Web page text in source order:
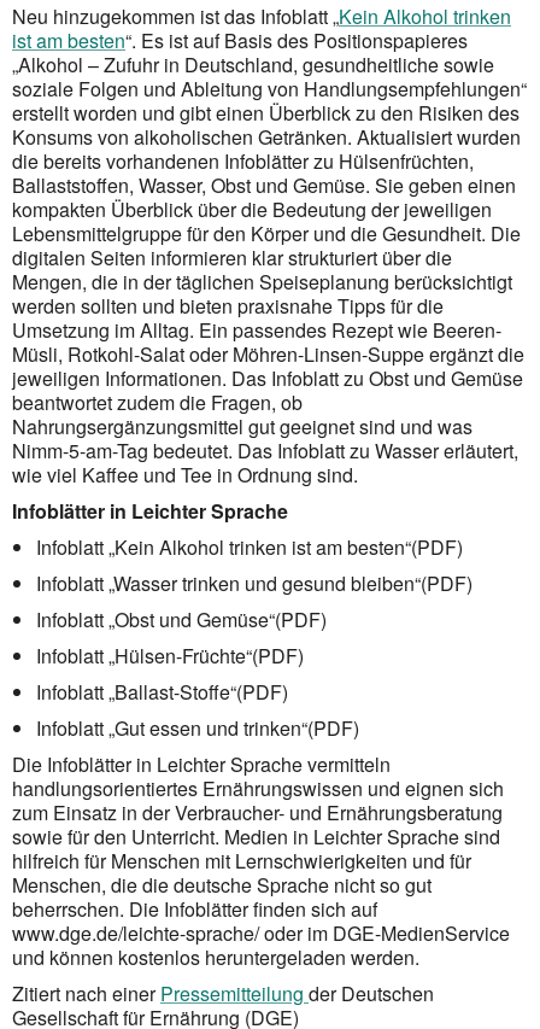
Neu hinzugekommen ist das Infoblatt „Kein Alkohol trinken
ist am besten“. Es ist auf Basis des Positionspapieres
„Alkohol – Zufuhr in Deutschland, gesundheitliche sowie
soziale Folgen und Ableitung von Handlungsempfehlungen“
erstellt worden und gibt einen Überblick zu den Risiken des
Konsums von alkoholischen Getränken. Aktualisiert wurden
die bereits vorhandenen Infoblätter zu Hülsenfrüchten,
Ballaststoffen, Wasser, Obst und Gemüse. Sie geben einen
kompakten Überblick über die Bedeutung der jeweiligen
Lebensmittelgruppe für den Körper und die Gesundheit. Die
digitalen Seiten informieren klar strukturiert über die
Mengen, die in der täglichen Speiseplanung berücksichtigt
werden sollten und bieten praxisnahe Tipps für die
Umsetzung im Alltag. Ein passendes Rezept wie Beeren-
Müsli, Rotkohl-Salat oder Möhren-Linsen-Suppe ergänzt die
jeweiligen Informationen. Das Infoblatt zu Obst und Gemüse
beantwortet zudem die Fragen, ob
Nahrungsergänzungsmittel gut geeignet sind und was
Nimm-5-am-Tag bedeutet. Das Infoblatt zu Wasser erläutert,
wie viel Kaffee und Tee in Ordnung sind.
Infoblätter in Leichter Sprache
Infoblatt „Kein Alkohol trinken ist am besten“(PDF)
Infoblatt „Wasser trinken und gesund bleiben“(PDF)
Infoblatt „Obst und Gemüse“(PDF)
Infoblatt „Hülsen-Früchte“(PDF)
Infoblatt „Ballast-Stoffe“(PDF)
Infoblatt „Gut essen und trinken“(PDF)
Die Infoblätter in Leichter Sprache vermitteln
handlungsorientiertes Ernährungswissen und eignen sich
zum Einsatz in der Verbraucher- und Ernährungsberatung
sowie für den Unterricht. Medien in Leichter Sprache sind
hilfreich für Menschen mit Lernschwierigkeiten und für
Menschen, die die deutsche Sprache nicht so gut
beherrschen. Die Infoblätter finden sich auf
www.dge.de/leichte-sprache/ oder im DGE-MedienService
und können kostenlos heruntergeladen werden.
Zitiert nach einerPressemitteilung der Deutschen
Gesellschaft für Ernährung (DGE)